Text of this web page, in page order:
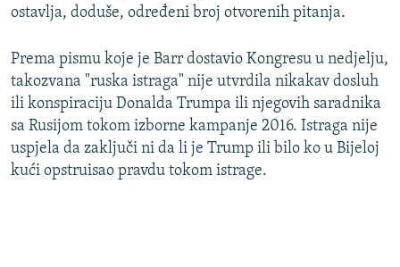
ostavlja, doduše, određeni broj otvorenih pitanja.
Prema pismu koje je Barr dostavio Kongresu u nedjelju,
takozvana "ruska istraga" nije utvrdila nikakav dosluh
ili konspiraciju Donalda Trumpa ili njegovih saradnika
sa Rusijom tokom izborne kampanje 2016. Istraga nije
uspjela da zaključi ni da li je Trump ili bilo ko u Bijeloj
kući opstruisao pravdu tokom istrage.